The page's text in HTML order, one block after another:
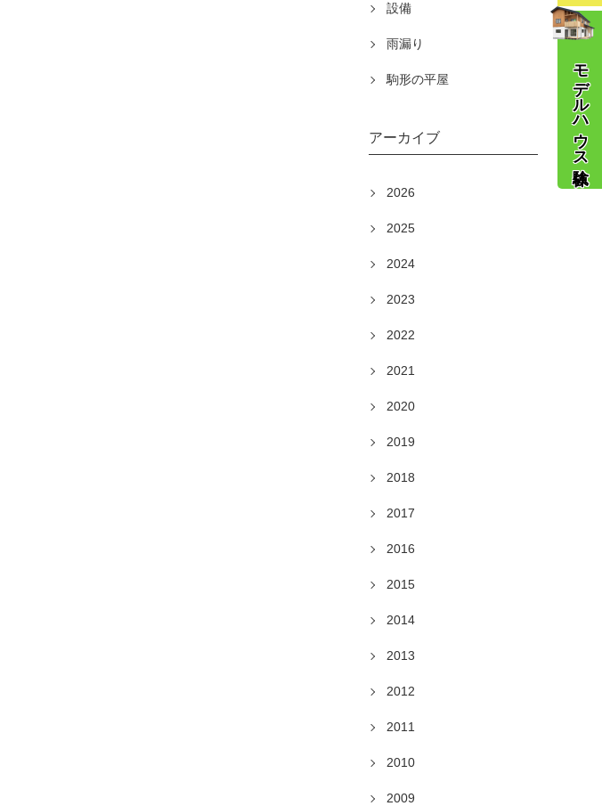
モデルハウス体験
設備
雨漏り
駒形の平屋
アーカイブ
2026
2025
2024
2023
2022
2021
2020
2019
2018
2017
2016
2015
2014
2013
2012
2011
2010
2009